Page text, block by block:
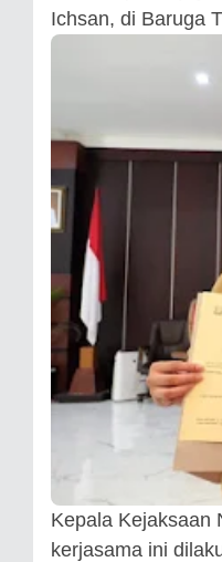
Ichsan, di Baruga
Kepala Kejaksaan
kerjasama ini